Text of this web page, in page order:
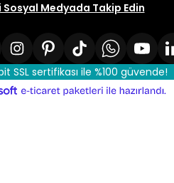
Sosyal Medyada Takip Edin
SSL sertifikası ile %100 güvende!
ideasoft
e-